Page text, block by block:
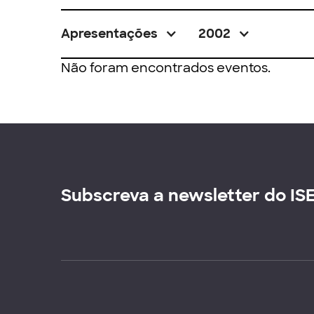
Apresentações 2002
Não foram encontrados eventos.
Subscreva a newsletter do